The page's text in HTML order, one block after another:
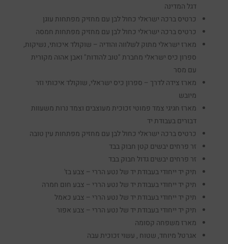
דגל המדינה
כרטיס ברכה ישראלי כחול לבן עם מחזיק מפתחות עוגן
כרטיס ברכה ישראלי כחול לבן עם מחזיק מפתחות חמסה
מארז ישראלי מתוק לשלווה והודיה – שוקולד איכותי, נשיקות,
ספרון כיס ישראלי מחברת "טוב להודות" ואבן אהוה מקורית
עם מסר
מארז צידה לדרך – ספרון כיס ישראלי, שוקולד איכותי וזר
מיובש
מארז חגיגי צמד פמוטי זכוכית מעוצבים וצמד נרות משעוות
דבורים בעבודת יד
כרטיס ברכה ישראלי כחול לבן עם מחזיק מפתחות עין טובה
זר פרחים יבשים קטן חבוק בבד
זר פרחים יבשים גדול חבוק בבד
תיק יד ייחודי בעבודת יד של נטע הררי – צבע בז'
תיק יד ייחודי בעבודת יד של נטע הררי – צבע חום חמרה
תיק יד ייחודי בעבודת יד של נטע הררי – צבע כאמל
תיק יד ייחודי בעבודת יד של נטע הררי – צבע אפור
מארז משפחה קסומה
אגרטל מיוחד, שטוח , עשוי זכוכית עבה